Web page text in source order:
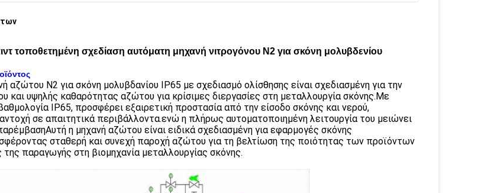
τοποθετημένη σχεδίαση αυτόματη μηχανή νιτρογόνου N2 για σκόνη μολυβδενίου
αζώτου N2 για σκόνη μολυβδανίου IP65 με σχεδιασμό ολίσθησης είναι σχεδιασμένη για την
και υψηλής καθαρότητας αζώτου για κρίσιμες διεργασίες στη μεταλλουργία σκόνης.Με
IP65, προσφέρει εξαιρετική προστασία από την είσοδο σκόνης και νερού,
σε απαιτητικά περιβάλλοντα.ενώ η πλήρως αυτοματοποιημένη λειτουργία του μειώνει
η μηχανή αζώτου είναι ειδικά σχεδιασμένη για εφαρμογές σκόνης
σταθερή και συνεχή παροχή αζώτου για τη βελτίωση της ποιότητας των προϊόντων
της παραγωγής στη βιομηχανία μεταλλουργίας σκόνης.